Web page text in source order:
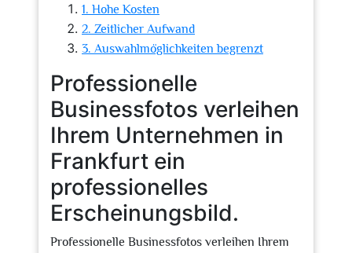
1. Hohe Kosten
2. Zeitlicher Aufwand
3. Auswahlmöglichkeiten begrenzt
Professionelle
Businessfotos verleihen
Ihrem Unternehmen in
Frankfurt ein
professionelles
Erscheinungsbild.
Professionelle Businessfotos verleihen Ihrem